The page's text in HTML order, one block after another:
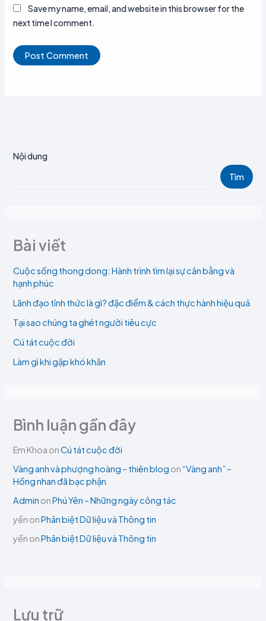
Save my name, email, and website in this browser for the
next time I comment.
Nội dung
Tìm
Bài viết
Cuộc sống thong dong: Hành trình tìm lại sự cân bằng và
hạnh phúc
Lãnh đạo tỉnh thức là gì? đặc điểm & cách thực hành hiệu quả
Tại sao chúng ta ghét người tiêu cực
Cú tát cuộc đời
Làm gì khi gặp khó khăn
Bình luận gần đây
Em Khoa onCú tát cuộc đời
Vàng anh và phượng hoàng – thiên blog on“Vàng anh” –
Hồng nhan đã bạc phận
Admin onPhú Yên – Những ngày công tác
yến onPhân biệt Dữ liệu và Thông tin
yến onPhân biệt Dữ liệu và Thông tin
Lưu trữ